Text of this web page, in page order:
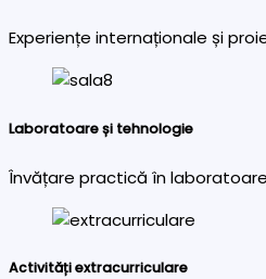
Experiențe internaționale și
Laboratoare și tehnologie
Învățare practică în
Activități extracurriculare